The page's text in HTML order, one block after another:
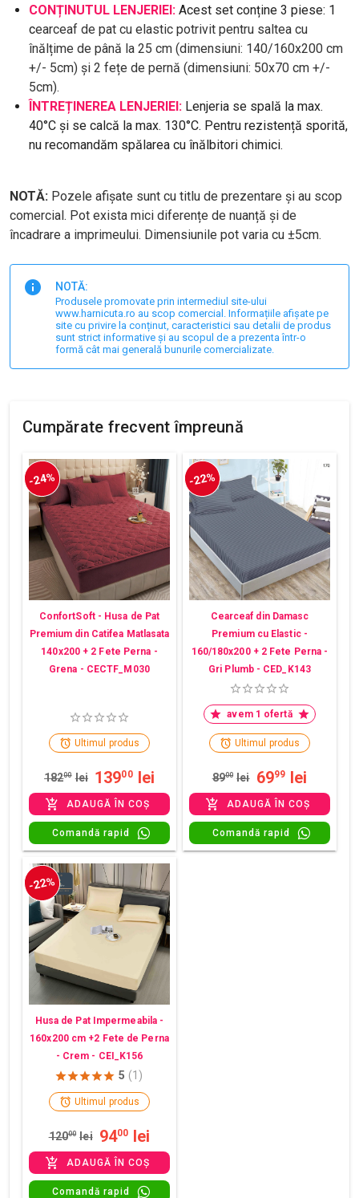
CONȚINUTUL LENJERIEI: Acest set conține 3 piese: 1
cearceaf de pat cu elastic potrivit pentru saltea cu
înălțime de până la 25 cm (dimensiuni: 140/160x200 cm
+/- 5cm) și 2 fețe de pernă (dimensiuni: 50x70 cm +/-
5cm).
ÎNTREȚINEREA LENJERIEI: Lenjeria se spală la max.
40°C și se calcă la max. 130°C. Pentru rezistență sporită,
nu recomandăm spălarea cu înălbitori chimici.
NOTĂ: Pozele afișate sunt cu titlu de prezentare și au scop
comercial. Pot exista mici diferențe de nuanță și de
încadrare a imprimeului. Dimensiunile pot varia cu ±5cm.
NOTĂ:
Produsele promovate prin intermediul site-ului
www.harnicuta.ro au scop comercial. Informațiile afișate pe
site cu privire la conținut, caracteristici sau detalii de produs
sunt strict informative și au scopul de a prezenta într-o
formă cât mai generală bunurile comercializate.
Cumpărate frecvent împreună
-24%
ConfortSoft - Husa de Pat
Premium din Catifea Matlasata
140x200 + 2 Fete Perna -
Grena - CECTF_M030
Ultimul produs
18200 lei 13900 lei
ADAUGĂ ÎN COȘ
Comandă rapid
-22%
Cearceaf din Damasc
Premium cu Elastic -
160/180x200 + 2 Fete Perna -
Gri Plumb - CED_K143
avem 1 ofertă
Ultimul produs
8900 lei 6999 lei
ADAUGĂ ÎN COȘ
Comandă rapid
-22%
Husa de Pat Impermeabila -
160x200 cm +2 Fete de Perna
- Crem - CEI_K156
5 (1)
Ultimul produs
12000 lei 9400 lei
ADAUGĂ ÎN COȘ
Comandă rapid